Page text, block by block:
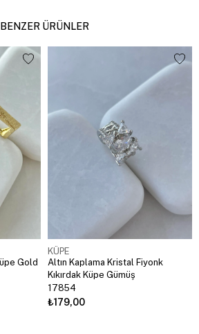
BENZER ÜRÜNLER
Gold
KÜPE
Altın Kaplama Kristal Fiyonk
Kıkırdak Küpe Gümüş
17854
₺179,00